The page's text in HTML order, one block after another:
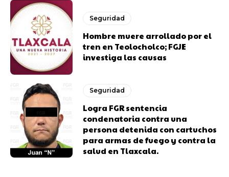
Seguridad
Hombre muere arrollado por el
tren en Teolocholco; FGJE
investiga las causas
Seguridad
Logra FGR sentencia
condenatoria contra una
persona detenida con cartuchos
para armas de fuego y contra la
salud en Tlaxcala.